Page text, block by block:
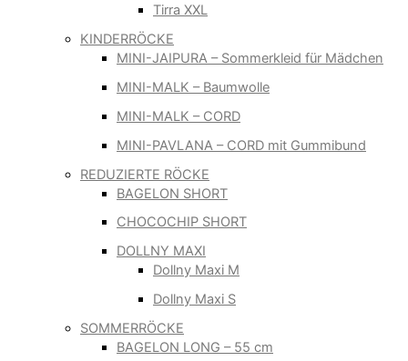
Tirra XXL
KINDERRÖCKE
MINI-JAIPURA – Sommerkleid für Mädchen
MINI-MALK – Baumwolle
MINI-MALK – CORD
MINI-PAVLANA – CORD mit Gummibund
REDUZIERTE RÖCKE
BAGELON SHORT
CHOCOCHIP SHORT
DOLLNY MAXI
Dollny Maxi M
Dollny Maxi S
SOMMERRÖCKE
BAGELON LONG – 55 cm